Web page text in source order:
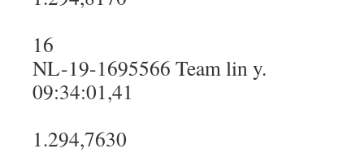
16
NL-19-1695566 Team lin y.
09:34:01,41
1.294,7630